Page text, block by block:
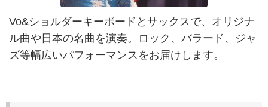
Vo&ショルダーキーボードとサックスで、オリジナ
ル曲や日本の名曲を演奏。ロック、バラード、ジャ
ズ等幅広いパフォーマンスをお届けします。